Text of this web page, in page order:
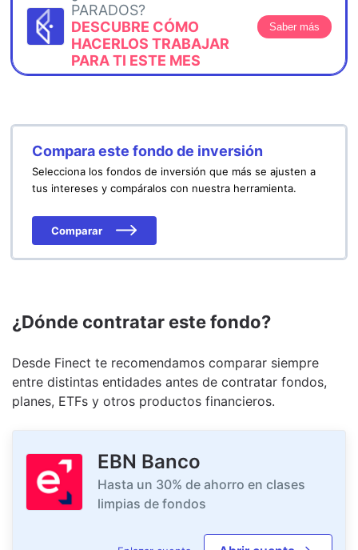
PARADOS?
DESCUBRE CÓMO
HACERLOS TRABAJAR
PARA TI ESTE MES
Saber más
Compara este fondo de inversión
Selecciona los fondos de inversión que más se ajusten a
tus intereses y compáralos con nuestra herramienta.
Comparar
¿Dónde contratar este fondo?
Desde Finect te recomendamos comparar siempre
entre distintas entidades antes de contratar fondos,
planes, ETFs y otros productos financieros.
EBN Banco
Hasta un 30% de ahorro en clases
limpias de fondos